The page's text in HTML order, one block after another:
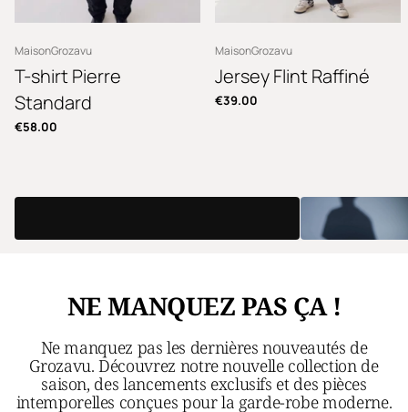
MaisonGrozavu
T-shirt Pierre
Standard
€58.00
MaisonGrozavu
Jersey Flint Raffiné
€39.00
NE MANQUEZ PAS ÇA !
Ne manquez pas les dernières nouveautés de
Grozavu. Découvrez notre nouvelle collection de
saison, des lancements exclusifs et des pièces
intemporelles conçues pour la garde-robe moderne.